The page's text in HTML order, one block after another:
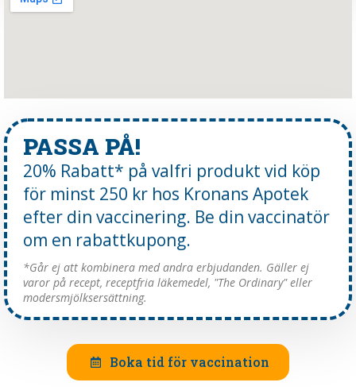
PASSA PÅ!
20% Rabatt* på valfri produkt vid köp
för minst 250 kr hos Kronans Apotek
efter din vaccinering. Be din vaccinatör
om en rabattkupong.
*Går ej att kombinera med andra erbjudanden. Gäller ej
varor på recept, receptfria läkemedel, "The Ordinary" eller
modersmjölksersättning.
Boka tid för vaccination